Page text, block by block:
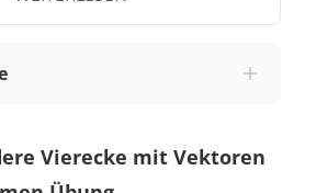
Rechteck. Und die vier gleich
keine rechten Winkel. Und
Seiten, haben wir
Vierecke mit Vektoren